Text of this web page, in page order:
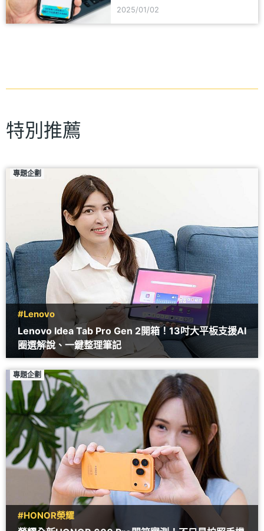
2025/01/02
特別推薦
專題企劃
#Lenovo
Lenovo Idea Tab Pro Gen 2開箱！13吋大平板支援AI
圈選解說、一鍵整理筆記
專題企劃
#HONOR榮耀